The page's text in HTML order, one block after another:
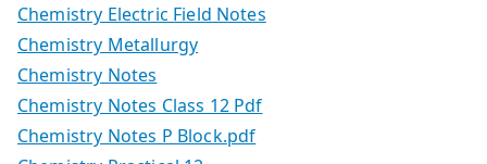
Chemistry Electric Field Notes
Chemistry Metallurgy
Chemistry Notes
Chemistry Notes Class 12 Pdf
Chemistry Notes P Block.pdf